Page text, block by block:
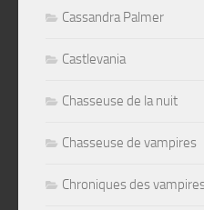
Cassandra Palmer
Castlevania
Chasseuse de la nuit
Chasseuse de vampires
Chroniques des